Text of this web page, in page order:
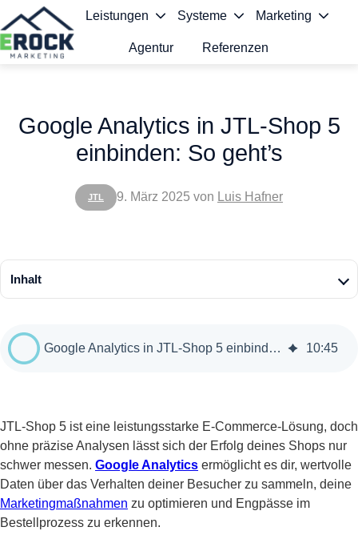
Leistungen Systeme Marketing
Agentur Referenzen
JTL
Google Analytics in JTL-Shop 5
einbinden: So geht’s
9. März 2025 von Luis Hafner
Inhalt
Google Analytics in JTL-Shop 5 einbinden: So geht’s 10:45
JTL-Shop 5 ist eine leistungsstarke E-Commerce-Lösung, doch
ohne präzise Analysen lässt sich der Erfolg deines Shops nur
schwer messen. Google Analytics ermöglicht es dir, wertvolle
Daten über das Verhalten deiner Besucher zu sammeln, deine
Marketingmaßnahmen zu optimieren und Engpässe im
Bestellprozess zu erkennen.